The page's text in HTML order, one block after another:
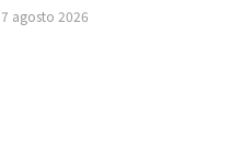
7 agosto 2026